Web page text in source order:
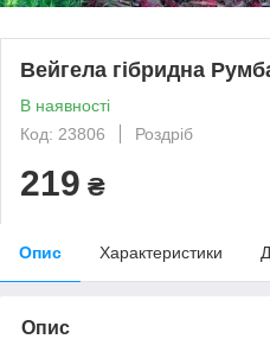
Вейгела гібридна
В наявності
Код: 23806
Роздріб
219 ₴
Опис Характеристики
Опис